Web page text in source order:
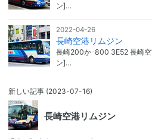
ン]…
2022-04-26
長崎空港リムジン
長崎200か･800 3E52 長崎
ン]…
新しい記事 (2023-07-16)
長崎空港リムジン